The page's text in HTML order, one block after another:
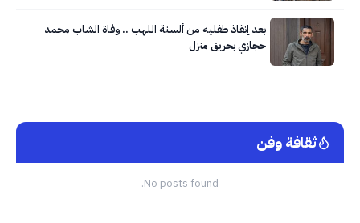
بعد إنقاذ طفليه من ألسنة اللهب .. وفاة الشاب محمد
حجازي بحريق منزل
ثقافة وفن
No posts found.